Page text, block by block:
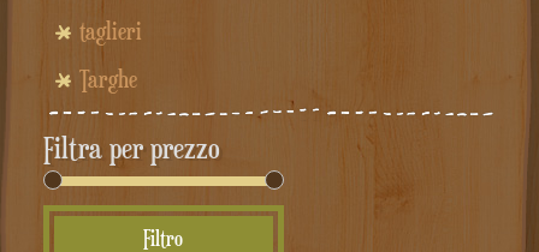
taglieri
Targhe
Filtra per prezzo
Filtro